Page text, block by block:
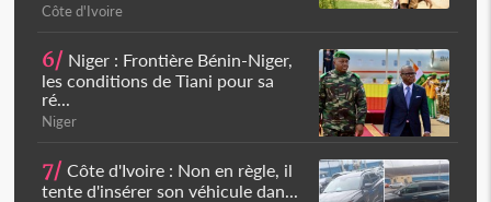
Côte d'Ivoire
6/ Niger : Frontière Bénin-Niger,
les conditions de Tiani pour sa
ré...
Niger
7/ Côte d'Ivoire : Non en règle, il
tente d'insérer son véhicule dan...